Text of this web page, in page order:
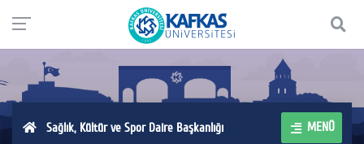
Sağlık, Kültür ve Spor Daire Başkanlığı MENÜ